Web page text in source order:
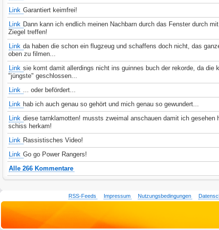
Link Garantiert keimfrei!
Link Dann kann ich endlich meinen Nachbarn durch das Fenster durch
Ziegel treffen!
Link da haben die schon ein flugzeug und schaffens doch nicht, das
oben zu filmen...
Link sie komt damit allerdings nicht ins guinnes buch der rekorde, da die
"jüngste" geschlossen...
Link ... oder befördert...
Link hab ich auch genau so gehört und mich genau so gewundert...
Link diese tarnklamotten! mussts zweimal anschauen damit ich gesehen
schiss herkam!
Link Rassistisches Video!
Link Go go Power Rangers!
Alle 266 Kommentare
RSS-Feeds Impressum Nutzungsbedingungen